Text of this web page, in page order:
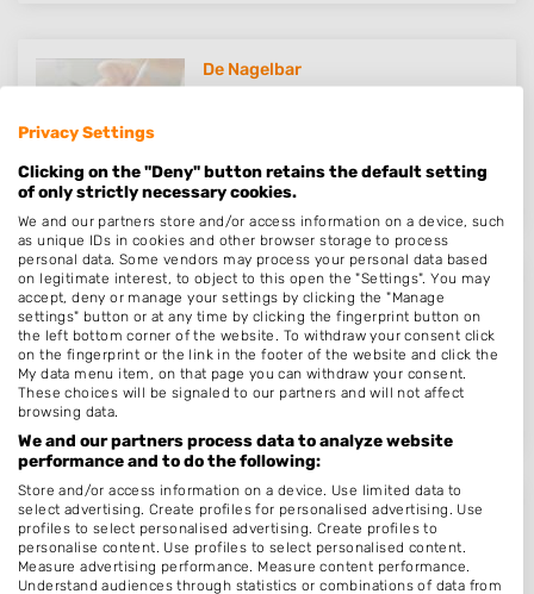
De Nagelbar
Op 14,39 km afstand
Nagelstudio Desiree
Lemmerhengst 16
4617GL Bergen op Zoom
Op 14,87 km afstand
Nagelstudio Naildesign
Windsingel 27
8375EE Oldemarkt
Privacy Settings
Clicking on the "Deny" button retains the default setting
of only strictly necessary cookies.
We and our partners store and/or access information on a device, such
as unique IDs in cookies and other browser storage to process
personal data. Some vendors may process your personal data based
on legitimate interest, to object to this open the "Settings". You may
accept, deny or manage your settings by clicking the "Manage
settings" button or at any time by clicking the fingerprint button on
the left bottom corner of the website. To withdraw your consent click
on the fingerprint or the link in the footer of the website and click the
My data menu item, on that page you can withdraw your consent.
These choices will be signaled to our partners and will not affect
browsing data.
We and our partners process data to analyze website
performance and to do the following:
Store and/or access information on a device. Use limited data to
select advertising. Create profiles for personalised advertising. Use
profiles to select personalised advertising. Create profiles to
personalise content. Use profiles to select personalised content.
Measure advertising performance. Measure content performance.
Understand audiences through statistics or combinations of data from